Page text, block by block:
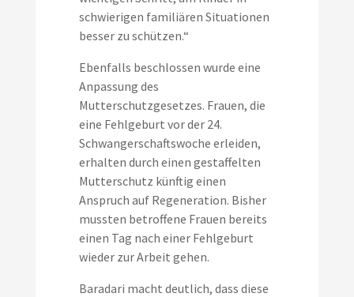
schwierigen familiären Situationen
besser zu schützen.“
Ebenfalls beschlossen wurde eine
Anpassung des
Mutterschutzgesetzes. Frauen, die
eine Fehlgeburt vor der 24.
Schwangerschaftswoche erleiden,
erhalten durch einen gestaffelten
Mutterschutz künftig einen
Anspruch auf Regeneration. Bisher
mussten betroffene Frauen bereits
einen Tag nach einer Fehlgeburt
wieder zur Arbeit gehen.
Baradari macht deutlich, dass diese